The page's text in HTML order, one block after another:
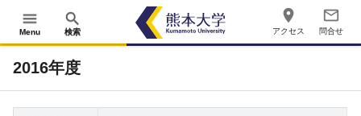
menu
Menu
search
検索
place
アクセス
mail_outline
問合せ
2016年度